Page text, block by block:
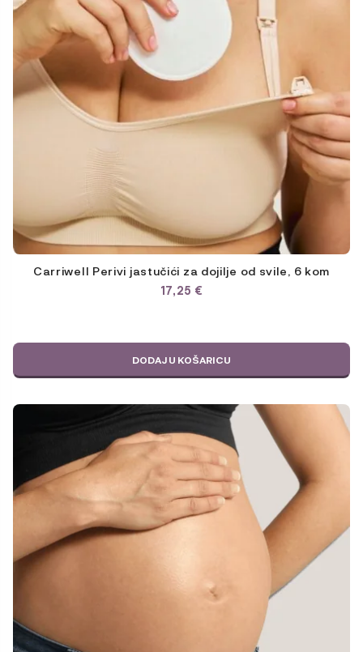
Carriwell Perivi jastučići za dojilje od svile, 6 kom
17,25 €
DODAJ U KOŠARICU